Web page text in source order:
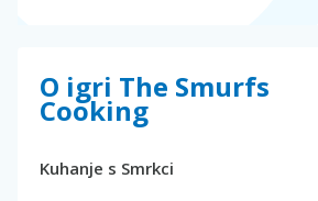
O igri The Smurfs
Cooking
Kuhanje s Smrkci